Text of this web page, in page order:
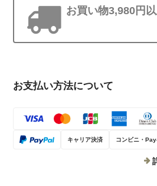
お買い物3,980円
お支払い方法について
キャリア決済 コンビニ・